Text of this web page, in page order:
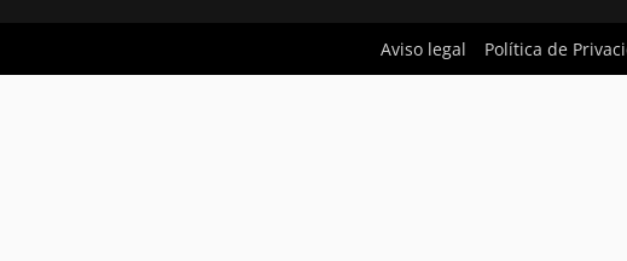
Aviso legal Política de